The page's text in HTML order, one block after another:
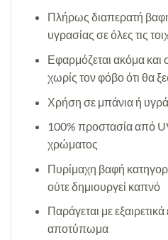
Πλήρως διαπερατή
υγρασίας σε όλες τις
Εφαρμόζεται ακόμα και
χωρίς τον φόβο ότι θα
Χρήση σε μπάνια ή
100% προστασία από
χρώματος
Πυρίμαχη βαφή
ούτε δημιουργεί καπνό
Παράγεται με
αποτύπωμα